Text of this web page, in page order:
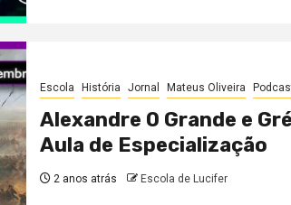
Escola História Jornal Mateus Oliveira
Alexandre O Grande e
Aula de Especialização
2 anos atrás Escola de Lucifer